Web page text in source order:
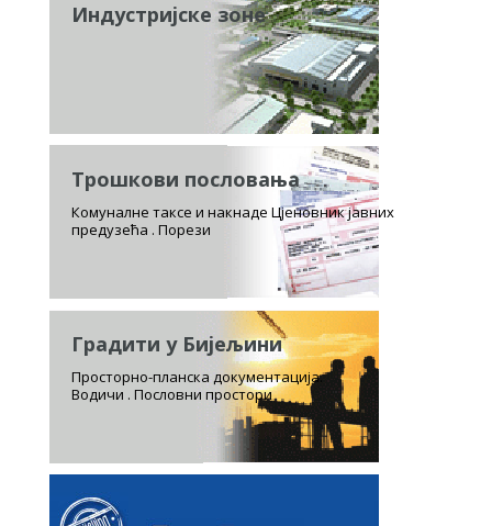
Индустријске зоне
Трошкови пословања
Комуналне таксе и накнаде Цјеновник јавних
предузећа . Порези
Градити у Бијељини
Просторно-планска документација.
Водичи . Пословни простори